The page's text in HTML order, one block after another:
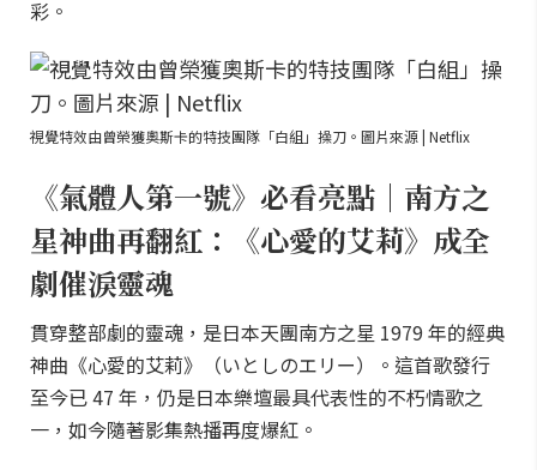
彩。
視覺特效由曾榮獲奧斯卡的特技團隊「白組」操刀。圖片來源 | Netflix
《氣體人第一號》必看亮點｜南方之
星神曲再翻紅：《心愛的艾莉》成全
劇催淚靈魂
貫穿整部劇的靈魂，是日本天團南方之星 1979 年的經典
神曲《心愛的艾莉》（いとしのエリー）。這首歌發行
至今已 47 年，仍是日本樂壇最具代表性的不朽情歌之
一，如今隨著影集熱播再度爆紅。